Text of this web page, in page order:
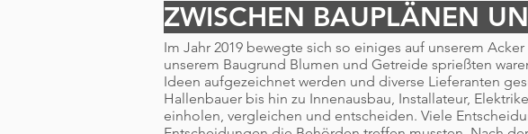
ZWISCHEN BAUPLÄNEN
Im Jahr 2019 bewegte sich so einiges auf unserem
unserem Baugrund Blumen und Getreide sprießten
Ideen aufgezeichnet werden und diverse Lieferanten
Hallenbauer bis hin zu Innenausbau, Installateur,
einholen, vergleichen und entscheiden. Viele